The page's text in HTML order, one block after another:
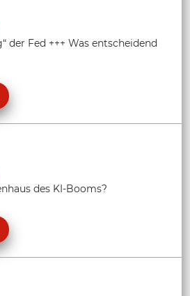
der Fed +++ Was entscheidend
des KI-Booms?